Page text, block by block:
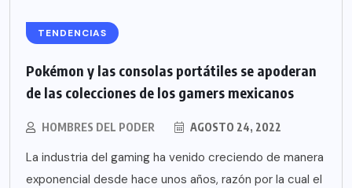
TENDENCIAS
Pokémon y las consolas portátiles se apoderan
de las colecciones de los gamers mexicanos
HOMBRES DEL PODER AGOSTO 24, 2022
La industria del gaming ha venido creciendo de manera
exponencial desde hace unos años, razón por la cual el